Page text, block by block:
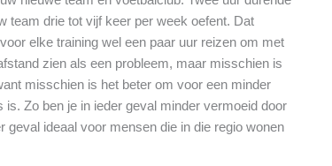
team drie tot vijf keer per week oefent. Dat
elke training wel een paar uur reizen om met
zien als een probleem, maar misschien is
misschien is het beter om voor een minder
Zo ben je in ieder geval minder vermoeid door
ideaal voor mensen die in die regio wonen